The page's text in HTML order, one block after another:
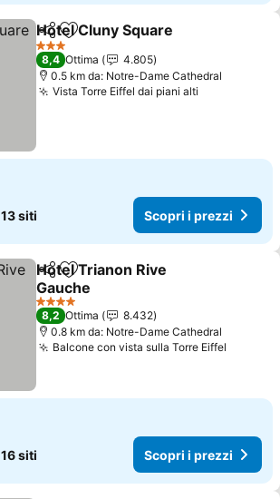
CondividiAggiungi ai preferiti
Hotel Cluny Square
3 Stelle
8,4 Ottima
4.805
0.5 km da: Notre-Dame Cathedral
Vista Torre Eiffel dai piani alti
13 siti Scopri i prezzi
CondividiAggiungi ai preferiti
Hotel Trianon Rive
Gauche
4 Stelle
8,2 Ottima
8.432
0.8 km da: Notre-Dame Cathedral
Balcone con vista sulla Torre Eiffel
16 siti Scopri i prezzi